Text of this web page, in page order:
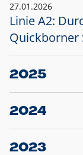
27.01.2026
Linie A2:
Quickborner
2025
23.12.2025
Projekt S5:
2024
10.12.2024
Großprojekt
2023